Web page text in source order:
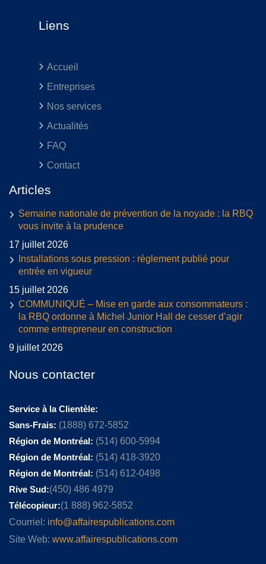
Liens
Accueil
Entreprises
Nos services
Actualités
FAQ
Contact
Articles
Semaine nationale de prévention de la noyade : la RBQ
vous invite à la prudence
17 juillet 2026
Installations sous pression : règlement publié pour
entrée en vigueur
15 juillet 2026
COMMUNIQUÉ – Mise en garde aux consommateurs :
la RBQ ordonne à Michel Junior Hall de cesser d’agir
comme entrepreneur en construction
9 juillet 2026
Nous contacter
Service à la Clientèle:
Sans-Frais: (1888) 672-5852
Région de Montréal: (514) 600-5994
Région de Montréal: (514) 418-3920
Région de Montréal: (514) 612-0498
Rive Sud:(450) 486 4979
Télécopieur:(1 888) 962-5852
Courriel: info@affairespublications.com
Site Web: www.affairespublications.com